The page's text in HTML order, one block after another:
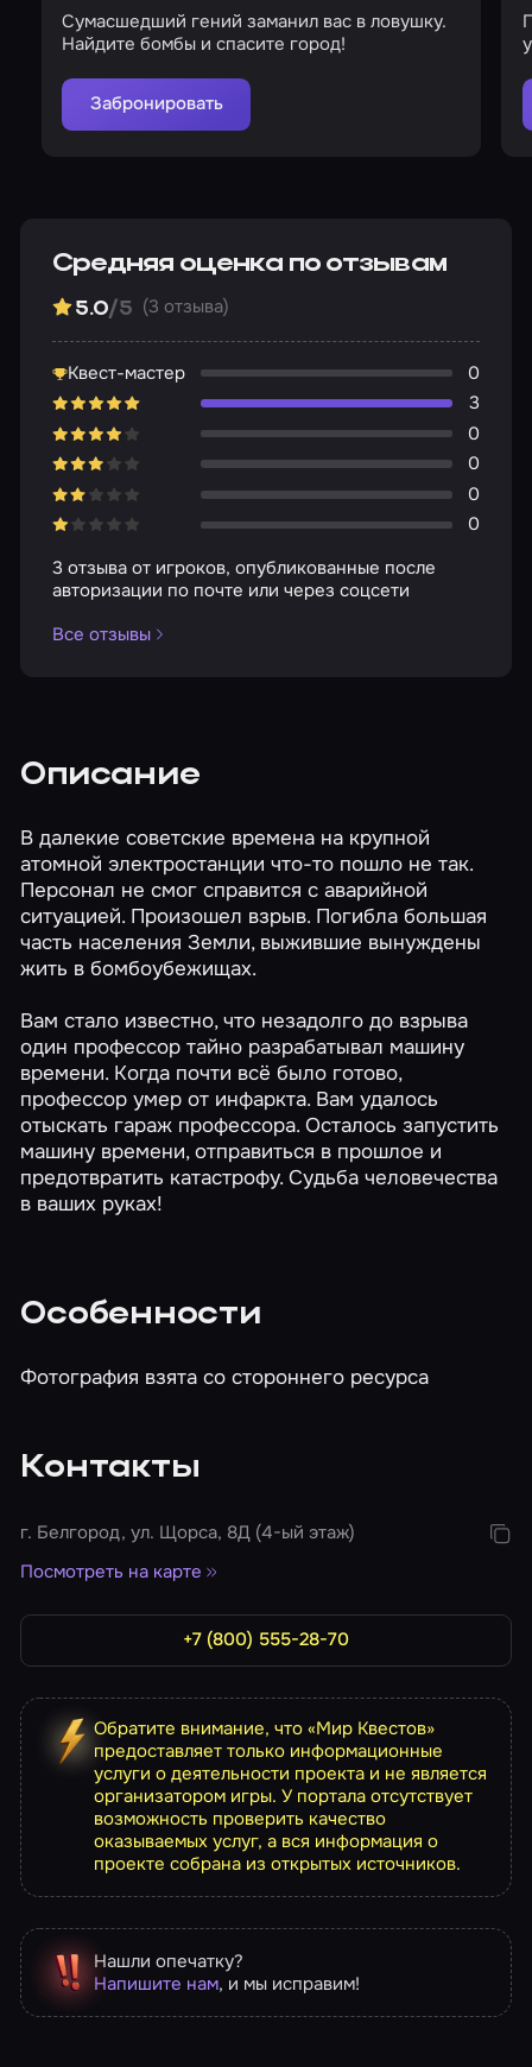
Сумасшедший гений заманил вас в ловушку.
Найдите бомбы и спасите город!
Забронировать
Средняя оценка по отзывам
5.0/5 (3 отзыва)
Квест-мастер
0
3
0
0
0
0
3 отзыва от игроков, опубликованные после
авторизации по почте или через соцсети
Все отзывы
Описание
В далекие советские времена на крупной
атомной электростанции что-то пошло не так.
Персонал не смог справится с аварийной
ситуацией. Произошел взрыв. Погибла большая
часть населения Земли, выжившие вынуждены
жить в бомбоубежищах.
Вам стало известно, что незадолго до взрыва
один профессор тайно разрабатывал машину
времени. Когда почти всё было готово,
профессор умер от инфаркта. Вам удалось
отыскать гараж профессора. Осталось запустить
машину времени, отправиться в прошлое и
предотвратить катастрофу. Судьба человечества
в ваших руках!
Особенности
Фотография взята со стороннего ресурса
Контакты
г. Белгород, ул. Щорса, 8Д (4-ый этаж)
Посмотреть на карте
+7 (800) 555-28-70
Обратите внимание, что «Мир Квестов»
предоставляет только информационные
услуги о деятельности проекта и не является
организатором игры. У портала отсутствует
возможность проверить качество
оказываемых услуг, а вся информация о
проекте собрана из открытых источников.
Нашли опечатку?
Напишите нам, и мы исправим!